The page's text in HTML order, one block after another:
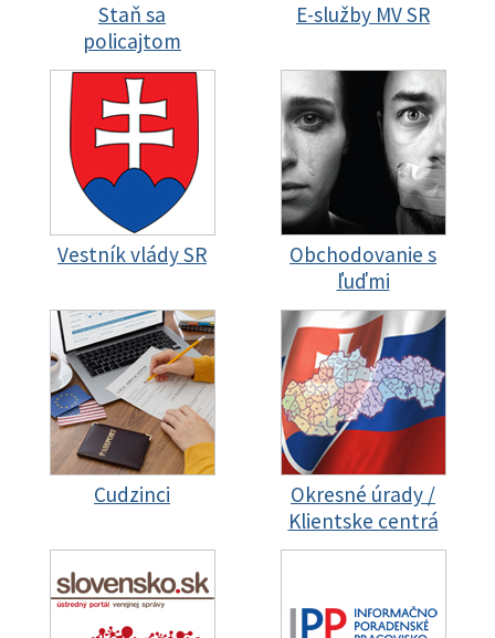
Staň sa
policajtom
E-služby MV SR
Vestník vlády SR
Obchodovanie s
ľuďmi
Cudzinci
Okresné úrady /
Klientske centrá